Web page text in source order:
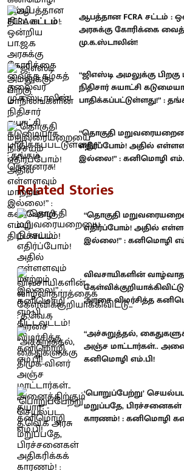
ஆபத்தான FCRA சட்டம் :
அரசுக்கு கோரிக்கை
மு.க.ஸ்டாலின்!
“ஜிஎஸ்டி அமலுக்கு
நிதிசார் சுயாட்சி
பாதிக்கப்பட்டுள்ளது!” :
“தொகுதி
எதிர்ப்போம்! அதில்
இல்லை!” : கனிமொழி
Related Stories
“தொகுதி
எதிர்ப்போம்! அதில்
இல்லை!” : கனிமொழி
விவசாயிகளின்
அரசை விமர்சித்த
“அச்சுறுத்தல்,
அஞ்ச மாட்டார்கள்..
கனிமொழி எம்.பி!
‘பொறுப்பேற்று’
மறுப்பதே, பிரச்சனைகள்
காரணம்! : கனிமொழி